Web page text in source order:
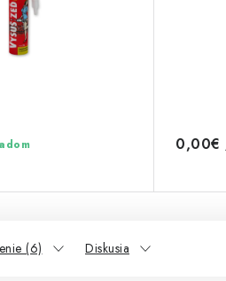
0,00€
(6) Diskusia